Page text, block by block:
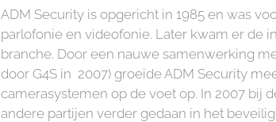
ADM Security is opgericht in 1985 en was
parlofonie en videofonie. Later kwam er de
branche. Door een nauwe samenwerking
door G4S in 2007) groeide ADM Security
camerasystemen op de voet op. In 2007 bij
andere partijen verder gedaan in het